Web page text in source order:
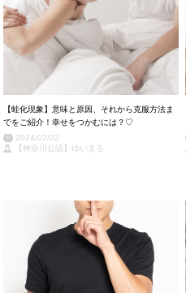
【蛙化現象】意味と原因、それから克服方法ま
でをご紹介！幸せをつかむには？♡
2024/02/02
【神奈川公認】ゆいまる